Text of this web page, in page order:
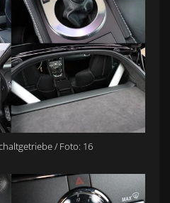
/ Foto: 16